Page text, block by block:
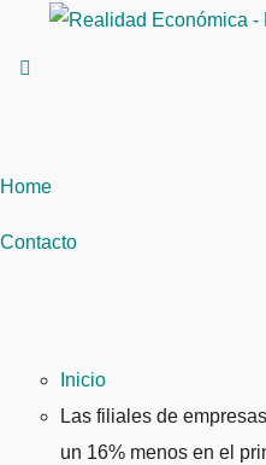
Home
Contacto
Inicio
Las filiales de
un 16% menos en el